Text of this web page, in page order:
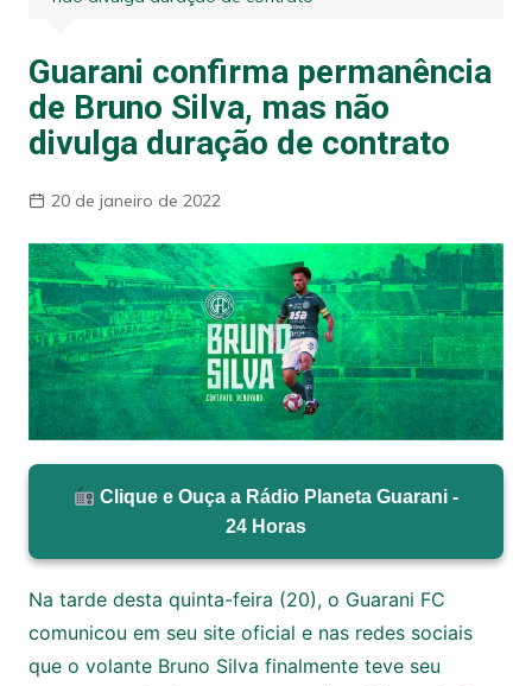
Guarani confirma permanência
de Bruno Silva, mas não
divulga duração de contrato
20 de janeiro de 2022
Clique e Ouça a Rádio Planeta Guarani -
24 Horas
Na tarde desta quinta-feira (20), o Guarani FC
comunicou em seu site oficial e nas redes sociais
que o volante Bruno Silva finalmente teve seu